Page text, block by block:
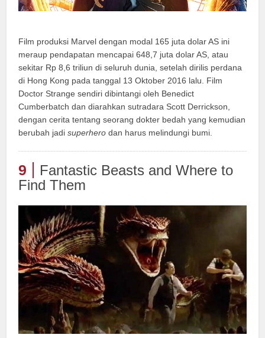
Film produksi Marvel dengan modal 165 juta dolar AS ini
meraup pendapatan mencapai 648,7 juta dolar AS, atau
sekitar Rp 8,6 triliun di seluruh dunia, setelah dirilis perdana
di Hong Kong pada tanggal 13 Oktober 2016 lalu. Film
Doctor Strange sendiri dibintangi oleh Benedict
Cumberbatch dan diarahkan sutradara Scott Derrickson,
dengan cerita tentang seorang dokter bedah yang kemudian
berubah jadisuperhero dan harus melindungi bumi.
9
Fantastic Beasts and Where to
Find Them